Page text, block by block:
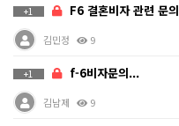
+1 F6 결혼비자 관련 문의
김민정 9
+1 f-6비자문의...
김남제 9